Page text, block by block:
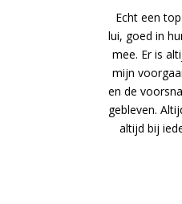
Echt een
lui, goed in
mee. Er is
mijn
en de
gebleven.
altijd bij